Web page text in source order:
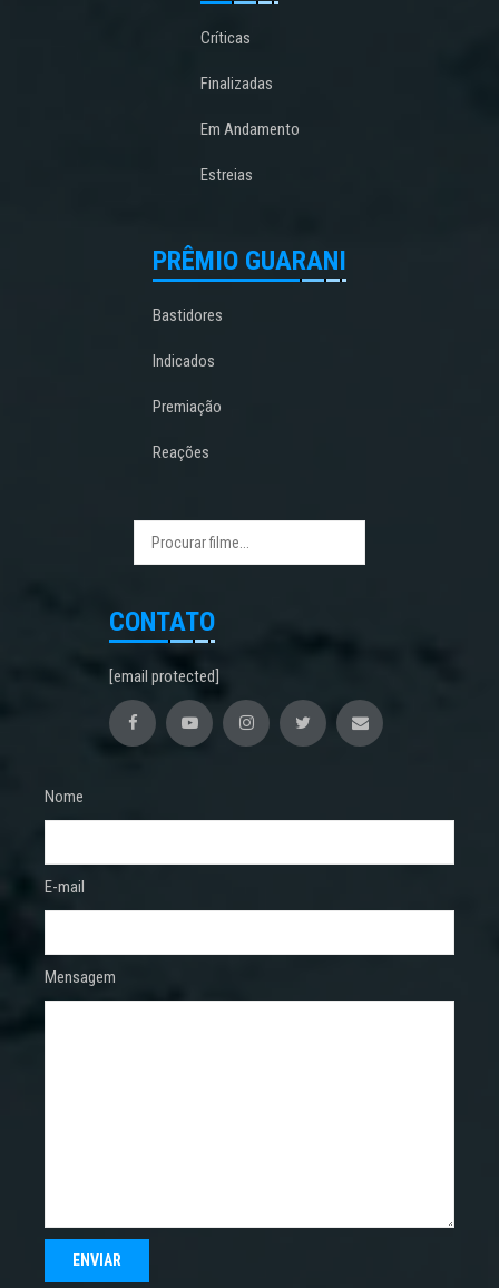
Críticas
Finalizadas
Em Andamento
Estreias
PRÊMIO GUARANI
Bastidores
Indicados
Premiação
Reações
CONTATO
[email protected]
Nome
E-mail
Mensagem